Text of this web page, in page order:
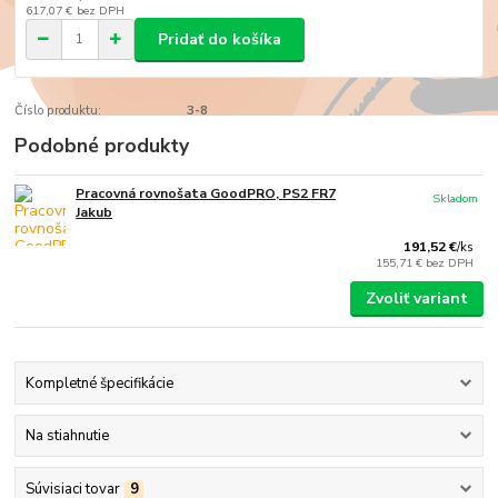
617,07 € bez DPH
Pridať do košíka
Číslo produktu: 3-8
Podobné produkty
Pracovná rovnošata GoodPRO, PS2 FR7
Jakub
191,52 €/ks
155,71 € bez DPH
Skladom
Zvoliť variant
Kompletné špecifikácie
Na stiahnutie
Súvisiaci tovar 9